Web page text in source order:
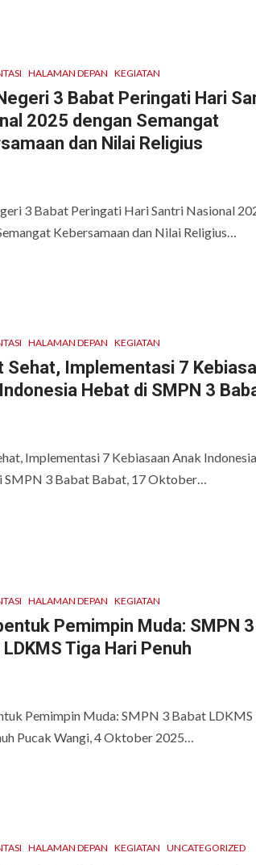
HALAMAN DEPAN KEGIATAN
3 Babat Peringati Hari
2025 dengan Semangat
dan Nilai Religius
3 Babat Peringati Hari Santri Nasional
Kebersamaan dan Nilai Religius…
HALAMAN DEPAN KEGIATAN
Sehat, Implementasi 7
Hebat di SMPN 3
Implementasi 7 Kebiasaan Anak Indonesia
SMPN 3 Babat Babat, 17 Oktober…
HALAMAN DEPAN KEGIATAN
Pemimpin Muda: SMPN 3
Tiga Hari Penuh
Pemimpin Muda: SMPN 3 Babat LDKMS
Pucak Wangi, 4 Oktober 2025…
HALAMAN DEPAN KEGIATAN UNCATEGORIZED